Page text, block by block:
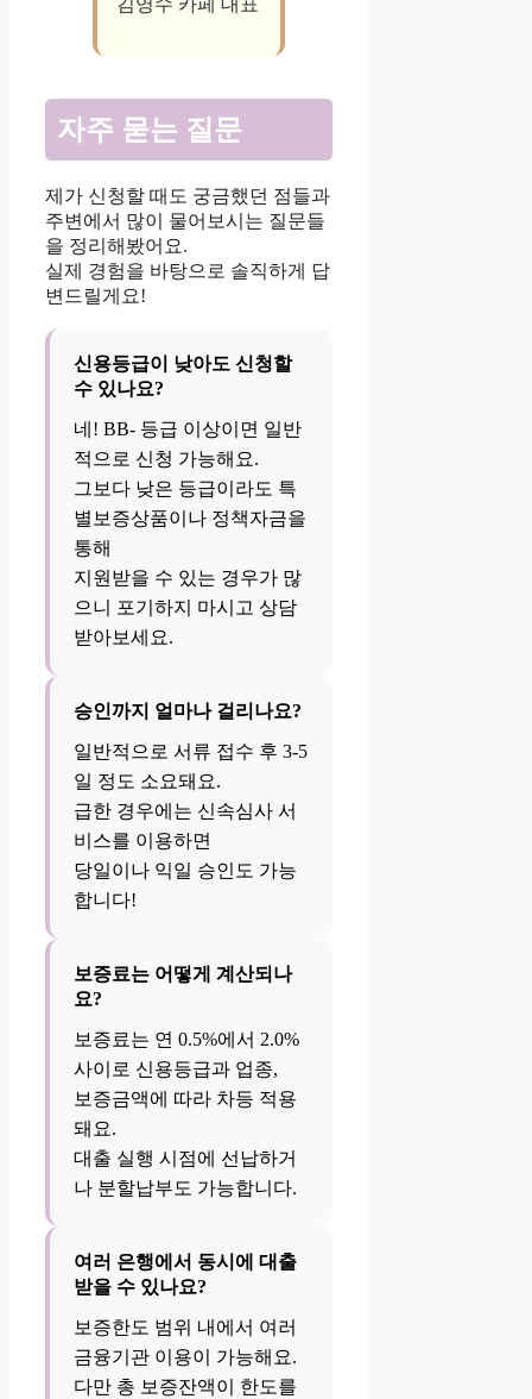
김영수 카페 대표
자주 묻는 질문
제가 신청할 때도 궁금했던 점들과
주변에서 많이 물어보시는 질문들
을 정리해봤어요.
실제 경험을 바탕으로 솔직하게 답
변드릴게요!
신용등급이 낮아도 신청할
수 있나요?
네! BB- 등급 이상이면 일반
적으로 신청 가능해요.
그보다 낮은 등급이라도 특
별보증상품이나 정책자금을
통해
지원받을 수 있는 경우가 많
으니 포기하지 마시고 상담
받아보세요.
승인까지 얼마나 걸리나요?
일반적으로 서류 접수 후 3-5
일 정도 소요돼요.
급한 경우에는 신속심사 서
비스를 이용하면
당일이나 익일 승인도 가능
합니다!
보증료는 어떻게 계산되나
요?
보증료는 연 0.5%에서 2.0%
사이로 신용등급과 업종,
보증금액에 따라 차등 적용
돼요.
대출 실행 시점에 선납하거
나 분할납부도 가능합니다.
여러 은행에서 동시에 대출
받을 수 있나요?
보증한도 범위 내에서 여러
금융기관 이용이 가능해요.
다만 총 보증잔액이 한도를